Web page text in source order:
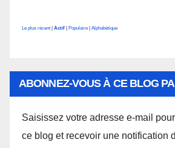
Le plus récent Actif Populaire Alphabétique
ABONNEZ-VOUS À CE BLOG
Saisissez votre adresse e-mail
ce blog et recevoir une notification